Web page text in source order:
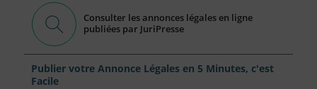
Consulter les annonces légales en ligne
publiées par JuriPresse
Publier votre Annonce Légales en 5 Minutes, c'est
Facile